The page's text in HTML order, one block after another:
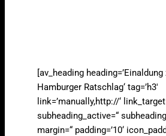
[av_heading
Hamburger Ratschlag‘ tag=’h3′
link=’manually,http://‘
subheading_active=“
margin=“ padding=’10‘